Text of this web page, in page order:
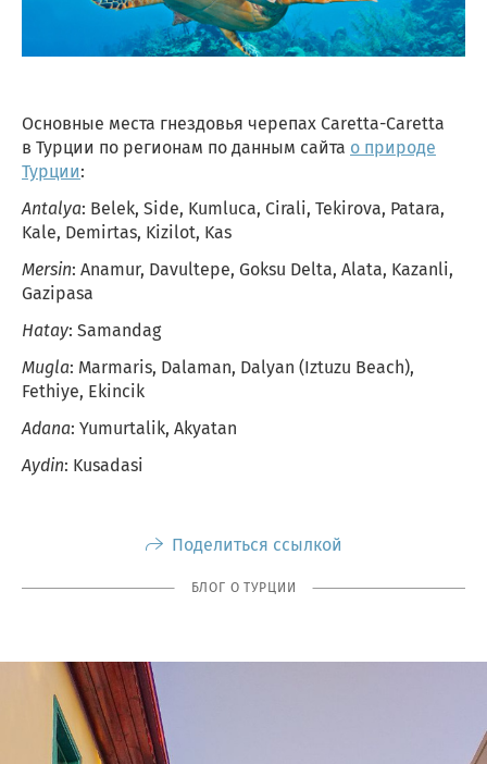
Основные места гнездовья черепах Caretta-Caretta
в Турции по регионам по данным сайта о природе
Турции:
Antalya: Belek, Side, Kumluca, Cirali, Tekirova, Patara,
Kale, Demirtas, Kizilot, Kas
Mersin: Anamur, Davultepe, Goksu Delta, Alata, Kazanli,
Gazipasa
Hatay: Samandag
Mugla: Marmaris, Dalaman, Dalyan (Iztuzu Beach),
Fethiye, Ekincik
Adana: Yumurtalik, Akyatan
Aydin: Kusadasi
Поделиться ссылкой
БЛОГ О ТУРЦИИ